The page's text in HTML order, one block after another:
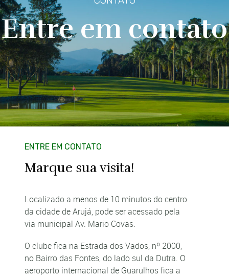
Entre em contato
ENTRE EM CONTATO
Marque sua visita!
Localizado a menos de 10 minutos do centro
da cidade de Arujá, pode ser acessado pela
via municipal Av. Mario Covas.
O clube fica na Estrada dos Vados, nº 2000,
no Bairro das Fontes, do lado sul da Dutra. O
aeroporto internacional de Guarulhos fica a